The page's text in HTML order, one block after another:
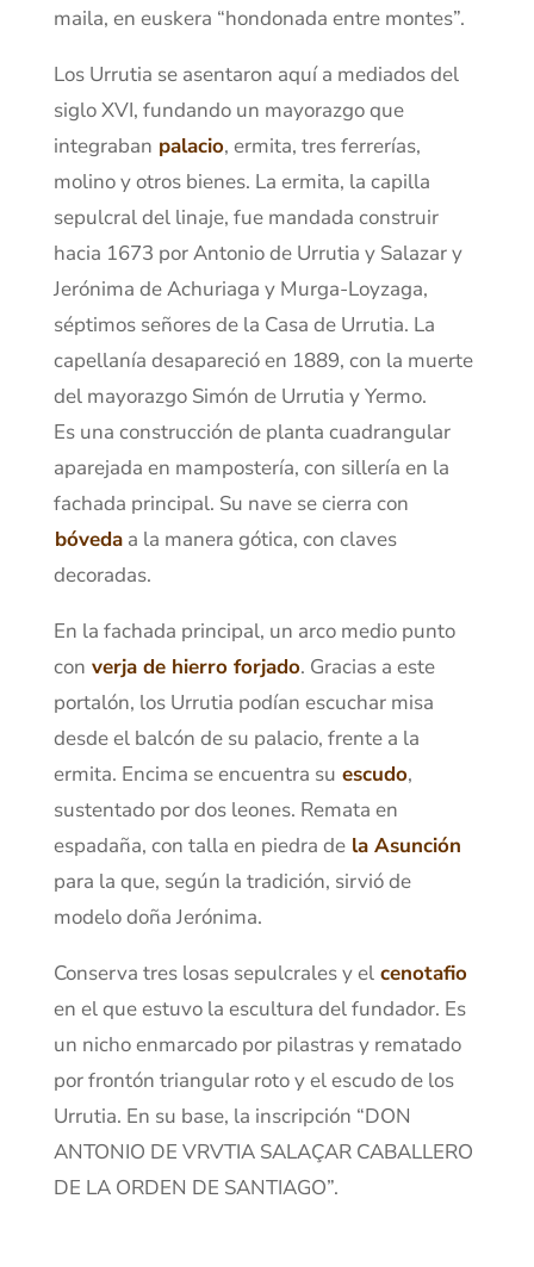
maila, en euskera “hondonada entre montes”.
Los Urrutia se asentaron aquí a mediados del
siglo XVI, fundando un mayorazgo que
integraban palacio, ermita, tres ferrerías,
molino y otros bienes. La ermita, la capilla
sepulcral del linaje, fue mandada construir
hacia 1673 por Antonio de Urrutia y Salazar y
Jerónima de Achuriaga y Murga-Loyzaga,
séptimos señores de la Casa de Urrutia. La
capellanía desapareció en 1889, con la muerte
del mayorazgo Simón de Urrutia y Yermo.
Es una construcción de planta cuadrangular
aparejada en mampostería, con sillería en la
fachada principal. Su nave se cierra con
bóvedaa la manera gótica, con claves
decoradas.
En la fachada principal, un arco medio punto
con verja de hierro forjado. Gracias a este
portalón, los Urrutia podían escuchar misa
desde el balcón de su palacio, frente a la
ermita. Encima se encuentra su escudo,
sustentado por dos leones. Remata en
espadaña, con talla en piedra de la Asunción
para la que, según la tradición, sirvió de
modelo doña Jerónima.
Conserva tres losas sepulcrales y el cenotafio
en el que estuvo la escultura del fundador. Es
un nicho enmarcado por pilastras y rematado
por frontón triangular roto y el escudo de los
Urrutia. En su base, la inscripción “DON
ANTONIO DE VRVTIA SALAÇAR CABALLERO
DE LA ORDEN DE SANTIAGO”.